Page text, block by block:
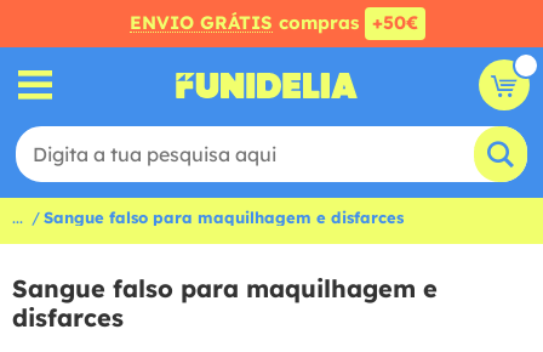
ENVIO GRÁTIS compras +50€
... Sangue falso para maquilhagem e disfarces
Sangue falso para maquilhagem e
disfarces